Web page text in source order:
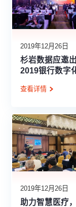
2019年12月26日
杉岩数据应邀
2019银行数字
查看详情
2019年12月26日
助力智慧医疗